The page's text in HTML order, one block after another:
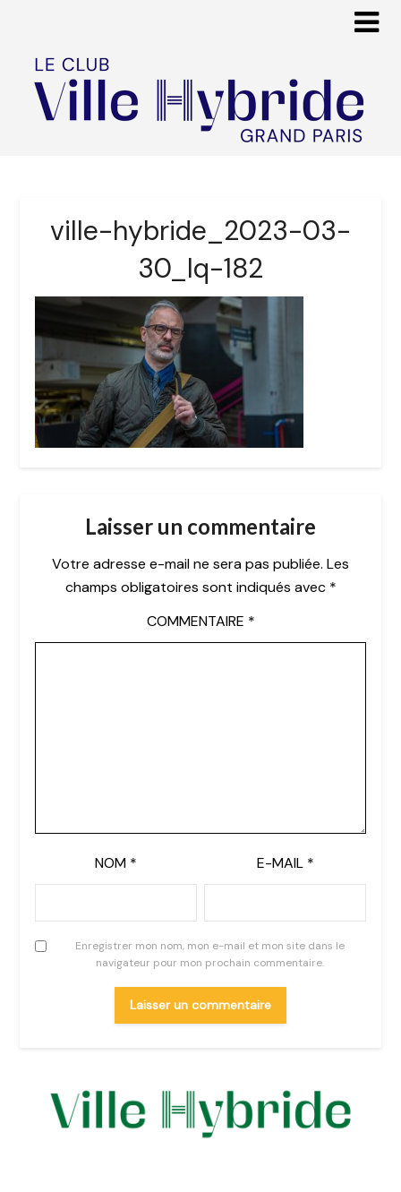
ville-hybride_2023-03-
30_lq-182
Laisser un commentaire
Votre adresse e-mail ne sera pas publiée. Les
champs obligatoires sont indiqués avec *
COMMENTAIRE *
NOM * E-MAIL *
Enregistrer mon nom, mon e-mail et mon site dans le
navigateur pour mon prochain commentaire.